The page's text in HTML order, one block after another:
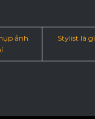
ảnh
Stylist là